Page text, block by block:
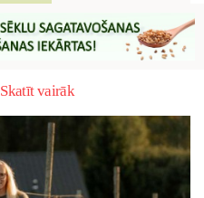
Skatīt vairāk